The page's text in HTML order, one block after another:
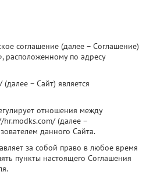
соглашение (далее – Соглашение)
расположенному по адресу
– Сайт) является
отношения между
(далее –
данного Сайта.
за собой право в любое время
пункты настоящего Соглашения